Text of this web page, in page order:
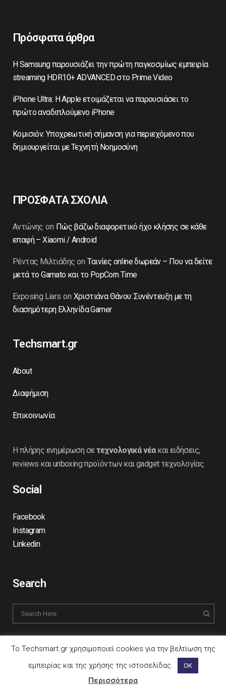
Πρόσφατα άρθρα
Η Samsung παρουσιάζει την πρώτη παγκοσμίως εμπειρία
streaming HDR10+ ADVANCED στο Prime Video
iPhone Ultra: Η Apple ετοιμάζεται να παρουσιάσει το
πρώτο αναδιπλούμενο iPhone
Κομισιόν: Υποχρεωτική σήμανση για περιεχόμενο που
δημιουργείται με Τεχνητή Νοημοσύνη
ΠΡΟΣΦΑΤΑ ΣΧΟΛΙΑ
Αντώνης on Πώς βάζω διαφορετικό ήχο κλήσης σε κάθε
επαφή – Xiaomi / Android
Ρέντας Μιλτιάδης onΤαινίες online δωρεάν – Που να δείτε
μετά το Gamato και το PopCorn Time
Exposing Liars on Χριστιάνα Θάνου: Συνέντευξη με τη
διασημότερη Ελληνίδα Gamer
Techsmart.gr
About
Διαφήμιση
Επικοινωνία
Η πλήρης ενημέρωση σετεχνολογικά νέακαι ειδήσεις,
reviews και unboxing προϊόντων και gadget τεχνολογίας.
Social
Facebook
Instagram
Linkedin
Search
A PROJECT BYGMEDIA
Το Techsmart.gr χρησιμοποιεί cookies για την βελτίωση της
εμπειρίας και της χρήσης της ιστοσελίδας.
ΟΚ
Περισσότερα